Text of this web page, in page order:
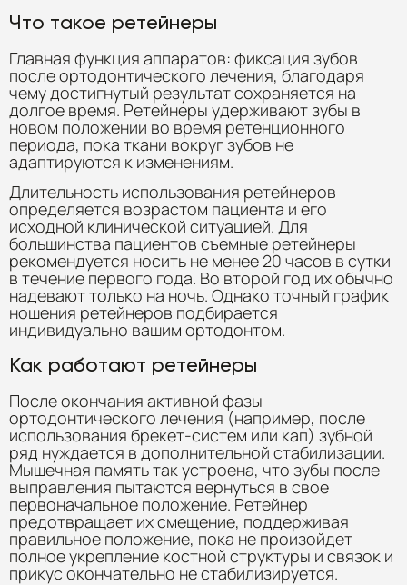
Что такое ретейнеры
Главная функция аппаратов: фиксация зубов
после ортодонтического лечения, благодаря
чему достигнутый результат сохраняется на
долгое время. Ретейнеры удерживают зубы в
новом положении во время ретенционного
периода, пока ткани вокруг зубов не
адаптируются к изменениям.
Длительность использования ретейнеров
определяется возрастом пациента и его
исходной клинической ситуацией. Для
большинства пациентов съемные ретейнеры
рекомендуется носить не менее 20 часов в сутки
в течение первого года. Во второй год их обычно
надевают только на ночь. Однако точный график
ношения ретейнеров подбирается
индивидуально вашим ортодонтом.
Как работают ретейнеры
После окончания активной фазы
ортодонтического лечения (например, после
использования брекет-систем или кап) зубной
ряд нуждается в дополнительной стабилизации.
Мышечная память так устроена, что зубы после
выправления пытаются вернуться в свое
первоначальное положение. Ретейнер
предотвращает их смещение, поддерживая
правильное положение, пока не произойдет
полное укрепление костной структуры и связок и
прикус окончательно не стабилизируется.